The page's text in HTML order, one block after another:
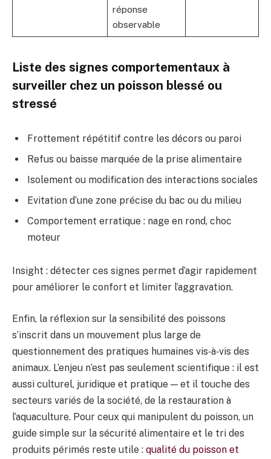
réponse
observable
Liste des signes comportementaux à
surveiller chez un poisson blessé ou
stressé
Frottement répétitif contre les décors ou paroi
Refus ou baisse marquée de la prise alimentaire
Isolement ou modification des interactions sociales
Evitation d’une zone précise du bac ou du milieu
Comportement erratique : nage en rond, choc
moteur
Insight : détecter ces signes permet d’agir rapidement
pour améliorer le confort et limiter l’aggravation.
Enfin, la réflexion sur la sensibilité des poissons
s’inscrit dans un mouvement plus large de
questionnement des pratiques humaines vis‑à‑vis des
animaux. L’enjeu n’est pas seulement scientifique : il est
aussi culturel, juridique et pratique — et il touche des
secteurs variés de la société, de la restauration à
l’aquaculture. Pour ceux qui manipulent du poisson, un
guide simple sur la sécurité alimentaire et le tri des
produits périmés reste utile : qualité du poisson et